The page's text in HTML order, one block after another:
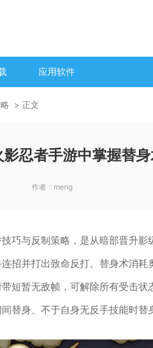
应用软件
正文
影忍者手游中掌握替
作者： meng
巧与反制策略，是从暗部晋升
招并打出致命反打。替身术消
短暂无敌帧，可解除所有受击
替身、不于自身无反手技能时替